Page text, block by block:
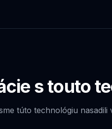
s touto
túto technológiu nasadili